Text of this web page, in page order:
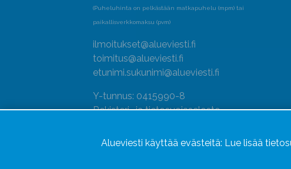
(Puheluhinta on pelkästään matkapuhelu (mpm) tai
paikallisverkkomaksu (pvm)
ilmoitukset@alueviesti.fi
toimitus@alueviesti.fi
etunimi.sukunimi@alueviesti.fi
Y-tunnus: 0415990-8
Rekisteri- ja tietosuojaseloste
Seuraa meitä
Alueviesti käyttää evästeitä: Lue lisää